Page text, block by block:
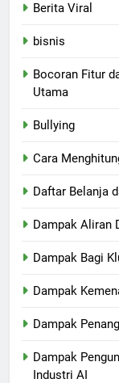
Berita Viral
bisnis
Bocoran Fitur
Utama
Bullying
Cara
Daftar Belanja
Dampak Aliran
Dampak Bagi
Dampak
Dampak
Dampak
Industri AI